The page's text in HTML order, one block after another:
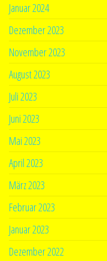
Januar 2024
Dezember 2023
November 2023
August 2023
Juli 2023
Juni 2023
Mai 2023
April 2023
März 2023
Februar 2023
Januar 2023
Dezember 2022